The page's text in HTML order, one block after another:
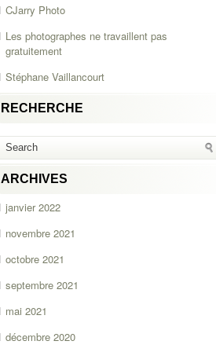
CJarry Photo
Les photographes ne travaillent pas
gratuitement
Stéphane Vaillancourt
RECHERCHE
ARCHIVES
janvier 2022
novembre 2021
octobre 2021
septembre 2021
mai 2021
décembre 2020